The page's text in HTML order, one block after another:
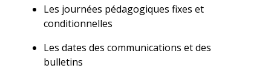
Les journées pédagogiques fixes et
conditionnelles
Les dates des communications et des
bulletins